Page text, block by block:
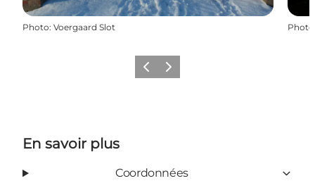
Photo: Voergaard Slot Photo
PrécédentSuivant
En savoir plus
Coordonnées